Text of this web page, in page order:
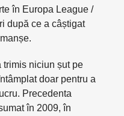
în Europa League /
după ce a câștigat
trimis niciun șut pe
doar pentru a
Precedenta
în 2009, în